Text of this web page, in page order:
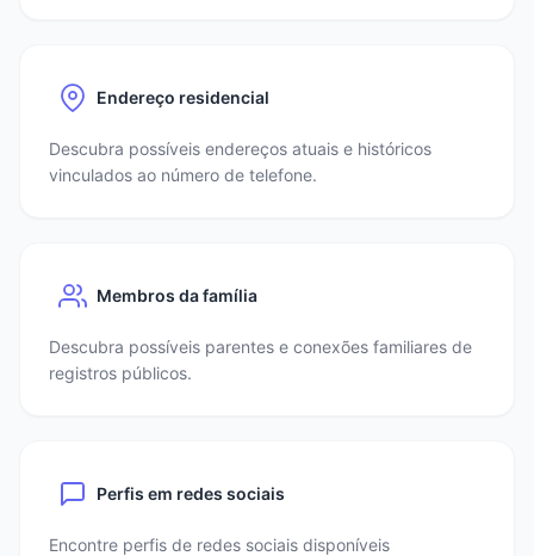
Endereço residencial
Descubra possíveis endereços atuais e históricos
vinculados ao número de telefone.
Membros da família
Descubra possíveis parentes e conexões familiares de
registros públicos.
Perfis em redes sociais
Encontre perfis de redes sociais disponíveis